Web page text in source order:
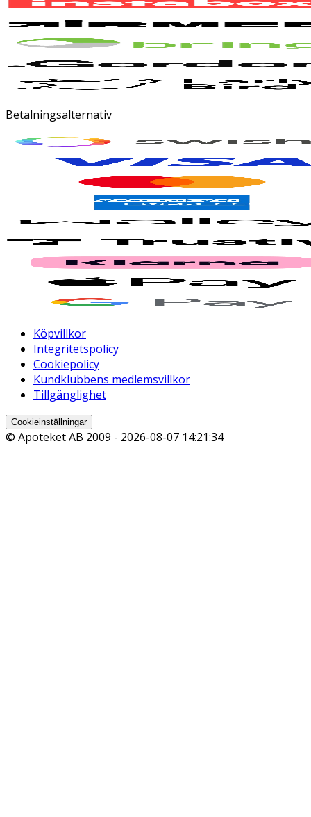
Betalningsalternativ
Köpvillkor
Integritetspolicy
Cookiepolicy
Kundklubbens medlemsvillkor
Tillgänglighet
Cookieinställningar
© Apoteket AB 2009 - 2026-08-07 14:21:34